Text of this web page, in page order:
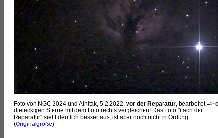
Foto von NGC 2024 und Alnitak, 5.2.2022, vor der Reparatur , bearbeitet =>
dreieckigen Sterne mit dem Foto rechts vergleichen! Das Foto "nach der
Reparatur" sieht deutlich besser aus, ist aber noch nicht in Ordung...
(Originalgröße)